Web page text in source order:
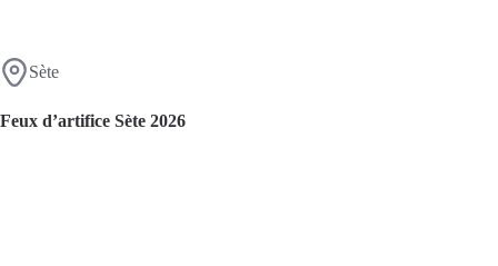
Sète
Feux d’artifice Sète 2026